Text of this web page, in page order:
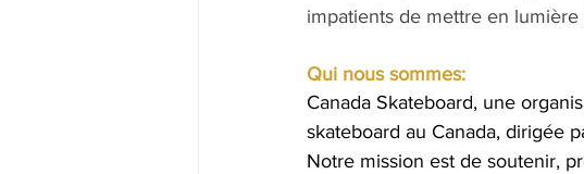
impatients de mettre en
Qui nous sommes:
Canada Skateboard, une
skateboard au Canada, dirigée
Notre mission est de soutenir,